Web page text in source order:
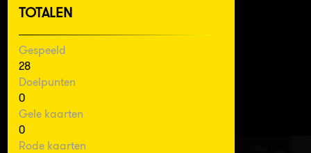
TOTALEN
Gespeeld
28
Doelpunten
0
Gele kaarten
0
Rode kaarten